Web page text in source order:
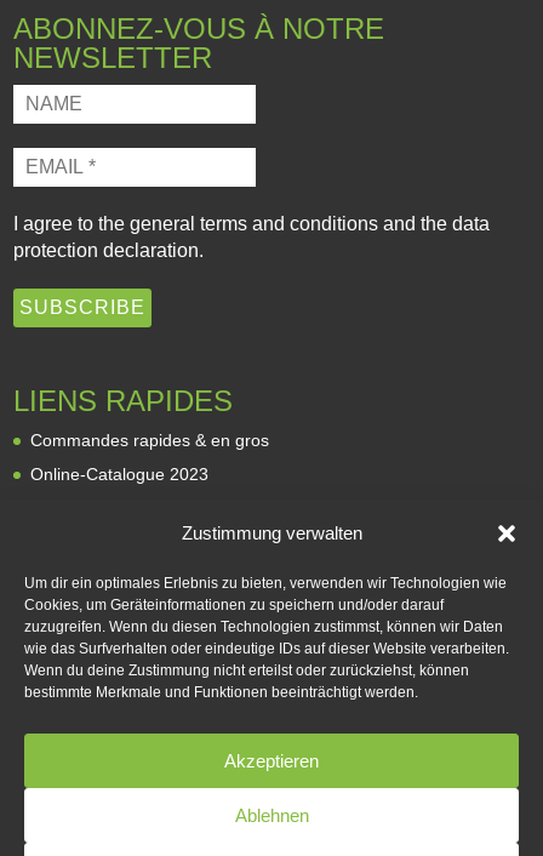
Zustimmung verwalten
Um dir ein optimales Erlebnis zu bieten, verwenden wir Technologien wie
Cookies, um Geräteinformationen zu speichern und/oder darauf
zuzugreifen. Wenn du diesen Technologien zustimmst, können wir Daten
wie das Surfverhalten oder eindeutige IDs auf dieser Website verarbeiten.
Wenn du deine Zustimmung nicht erteilst oder zurückziehst, können
bestimmte Merkmale und Funktionen beeinträchtigt werden.
Akzeptieren
Ablehnen
ABONNEZ-VOUS À NOTRE
NEWSLETTER
I agree to thegeneral terms and conditions and thedata
protection declaration.
LIENS RAPIDES
Commandes rapides & en gros
Online-Catalogue 2023
Expédition et livraison
Modes de paiement
Rétractation
Contact